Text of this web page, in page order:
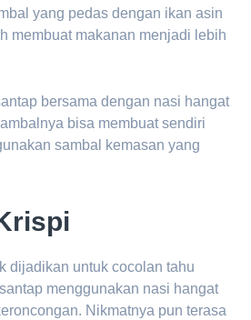
yang pedas dengan ikan asin
membuat makanan menjadi lebih
bersama dengan nasi hangat
bisa membuat sendiri
sambal kemasan yang
dijadikan untuk cocolan tahu
menggunakan nasi hangat
Nikmatnya pun terasa